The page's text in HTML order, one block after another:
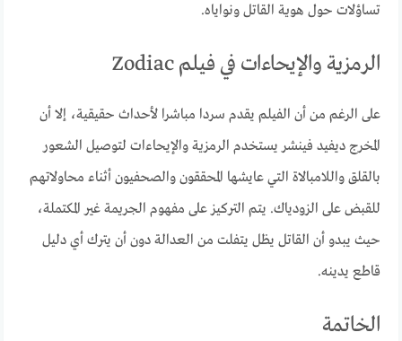
تساؤلات حول هوية القاتل ونواياه.
الرمزية والإيحاءات في فيلم Zodiac
على الرغم من أن الفيلم يقدم سردا مباشرا لأحداث حقيقية، إلا أن
المخرج ديفيد فينشر يستخدم الرمزية والإيحاءات لتوصيل الشعور
بالقلق واللامبالاة التي عايشها المحققون والصحفيون أثناء محاولاتهم
للقبض على الزودياك. يتم التركيز على مفهوم الجريمة غير المكتملة،
حيث يبدو أن القاتل يظل يتفلت من العدالة دون أن يترك أي دليل
قاطع يدينه.
الخاتمة